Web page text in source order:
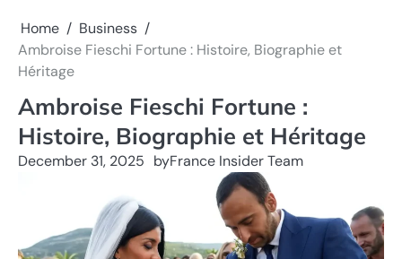
Home
Business
Ambroise Fieschi Fortune : Histoire, Biographie et
Héritage
Ambroise Fieschi Fortune :
Histoire, Biographie et Héritage
December 31, 2025 byFrance Insider Team